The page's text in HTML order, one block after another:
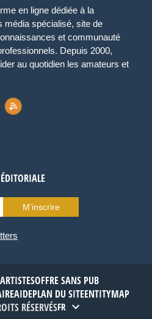
en ligne dédiée à la
média spécialisé, site de
et communauté
Depuis 2000,
au quotidien les amateurs et
M’inscrire
ARTISTESOFFRE SANS PUB
AIDEPLAN DU SITEENTITYMAP
RÉSERVÉSFR